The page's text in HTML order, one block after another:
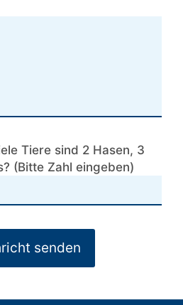
Tiere sind 2 Hasen, 3
(Bitte Zahl eingeben)